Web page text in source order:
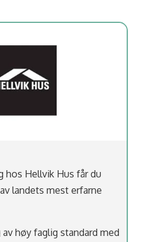
Hellvik Hus får du
landets mest erfarne
høy faglig standard med